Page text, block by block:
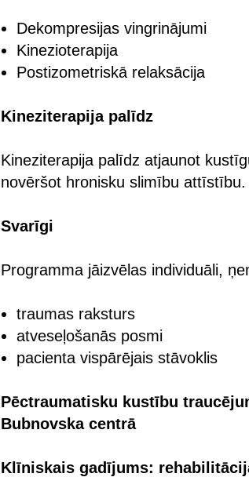
Dekompresijas vingrinājumi
Kinezioterapija
Postizometriskā relaksācija
Kineziterapija palīdz
Kineziterapija palīdz atjaunot
novēršot hronisku slimību attīstību.
Svarīgi
Programma jāizvēlas individuāli,
traumas raksturs
atveseļošanās posmi
pacienta vispārējais stāvoklis
Pēctraumatisku kustību
Bubnovska centrā
Klīniskais gadījums: